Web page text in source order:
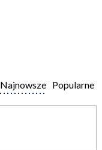
Popularne
Najnowsze